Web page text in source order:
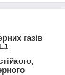
газів
,